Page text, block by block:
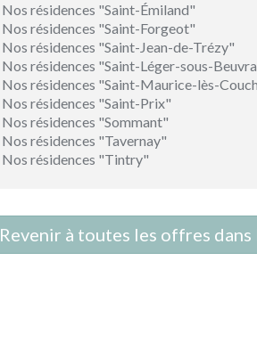
Nos résidences "Saint-Émiland"
Nos résidences "Saint-Forgeot"
Nos résidences "Saint-Jean-de-Trézy"
Nos résidences "Saint-Léger-sous-
Nos résidences "Saint-Maurice-lès-
Nos résidences "Saint-Prix"
Nos résidences "Sommant"
Nos résidences "Tavernay"
Nos résidences "Tintry"
Revenir à toutes les offres